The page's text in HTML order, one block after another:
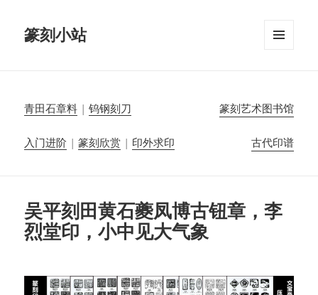
篆刻小站
青田石章料 |钨钢刻刀 篆刻艺术图书馆
入门进阶 |篆刻欣赏 | 印外求印 古代印谱
吴平刻田黄石夔凤博古钮章，李
烈堂印，小中见大气象